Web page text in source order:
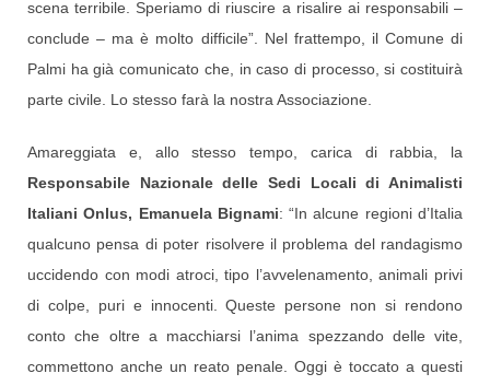
scena terribile. Speriamo di riuscire a risalire ai responsabili –
conclude – ma è molto difficile”. Nel frattempo, il Comune di
Palmi ha già comunicato che, in caso di processo, si costituirà
parte civile. Lo stesso farà la nostra Associazione.
Amareggiata e, allo stesso tempo, carica di rabbia, la
Responsabile Nazionale delle Sedi Locali di Animalisti
Italiani Onlus, Emanuela Bignami: “In alcune regioni d’Italia
qualcuno pensa di poter risolvere il problema del randagismo
uccidendo con modi atroci, tipo l’avvelenamento, animali privi
di colpe, puri e innocenti. Queste persone non si rendono
conto che oltre a macchiarsi l’anima spezzando delle vite,
commettono anche un reato penale. Oggi è toccato a questi